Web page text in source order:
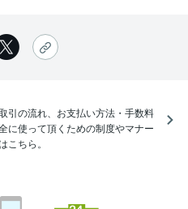
引の流れ、お支払い方法・手数料
に使って頂くための制度やマナー
こちら。